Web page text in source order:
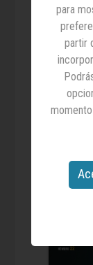
Un
medios,
para
partir